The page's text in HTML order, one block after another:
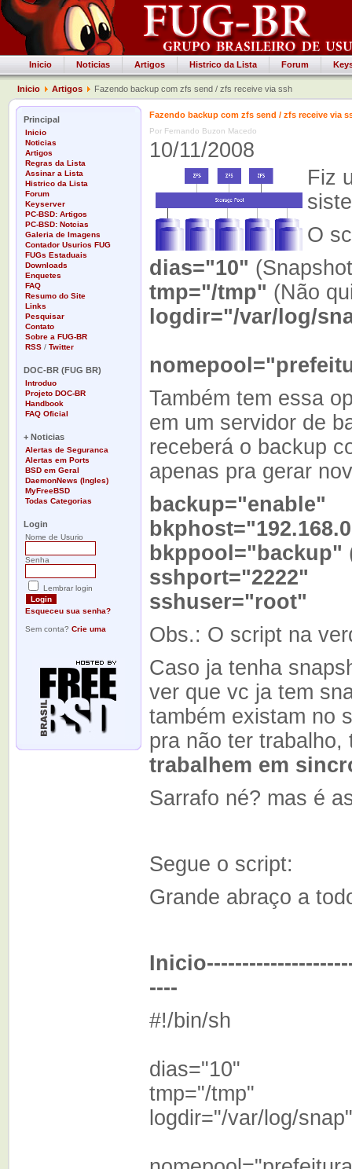
Inicio Noticias Artigos Histrico da Lista Forum
Inicio Artigos Fazendo backup com zfs send / zfs receive via ssh
Principal
Inicio
Noticias
Artigos
Regras da Lista
Assinar a Lista
Histrico da Lista
Forum
Keyserver
PC-BSD: Artigos
PC-BSD: Notcias
Galeria de Imagens
Contador Usurios FUG
FUGs Estaduais
Downloads
Enquetes
FAQ
Resumo do Site
Links
Pesquisar
Contato
Sobre a FUG-BR
RSS / Twitter
DOC-BR (FUG BR)
Introduo
Projeto DOC-BR
Handbook
FAQ Oficial
+ Noticias
Alertas de Seguranca
Alertas em Ports
BSD em Geral
DaemonNews (Ingles)
MyFreeBSD
Todas Categorias
Login
Nome de Usurio
Senha
Lembrar login
Esqueceu sua senha?
Sem conta? Crie uma
Fazendo backup com zfs send / zfs receive via
Por Fernando Buzon Macedo
10/11/2008
Fiz
O
dias="10"
tmp="/tmp" (Não
logdir="/var/log/
Também tem essa
em um servidor de
receberá o backup
apenas pra gerar
backup="enable"
bkppool="backup"
sshuser="root"
Obs.: O script na
Caso ja tenha
ver que vc ja tem
também existam no
pra não ter
trabalhem em
Sarrafo né? mas é
Segue o script:
Grande abraço a
----
#!/
dias="10"
tmp="/tmp"
logdir="/var/log/snap"